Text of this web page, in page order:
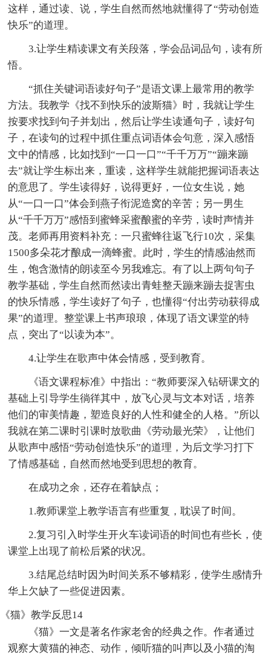
这样，通过读、说，学生自然而然地就懂得了“劳动创造
快乐”的道理。
3.让学生精读课文有关段落，学会品词品句，读有所
悟。
“抓住关键词语读好句子”是语文课上最常用的教学
方法。我教学《找不到快乐的波斯猫》时，我就让学生
按要求找到句子并划出，然后让学生读通句子，读好句
子，在读句的过程中抓住重点词语体会句意，深入感悟
文中的情感，比如找到“一口一口”“千千万万”“蹦来蹦
去”就让学生标出来，重读，这样学生就能把握词语表达
的意思了。学生读得好，说得更好，一位女生说，她
从“一口一口”体会到燕子衔泥造窝的辛苦；另一男生
从“千千万万”感悟到蜜蜂采蜜酿蜜的辛劳，读时声情并
茂。老师再用资料补充：一只蜜蜂往返飞行10次，采集
1500多朵花才酿成一滴蜂蜜。此时，学生的情感油然而
生，饱含激情的朗读至今另我难忘。有了以上两句句子
教学基础，学生自然而然读出青蛙整天蹦来蹦去捉害虫
的快乐情感，学生读好了句子，也懂得“付出劳动获得成
果”的道理。整堂课上书声琅琅，体现了语文课堂的特
点，突出了“以读为本”。
4.让学生在歌声中体会情感，受到教育。
《语文课程标准》中指出：“教师要深入钻研课文的
基础上引导学生徜徉其中，放飞心灵与文本对话，培养
他们的审美情趣，塑造良好的人性和健全的人格。”所以
我就在第二课时引课时放歌曲《劳动最光荣》，让他们
从歌声中感悟“劳动创造快乐”的道理，为后文学习打下
了情感基础，自然而然地受到思想的教育。
在成功之余，还存在着缺点；
1.教师课堂上教学语言有些重复，耽误了时间。
2.复习引入时学生开火车读词语的时间也有些长，使
课堂上出现了前松后紧的状况。
3.结尾总结时因为时间关系不够精彩，使学生感情升
华上欠缺了一些促进因素。
《猫》教学反思14
《猫》一文是著名作家老舍的经典之作。作者通过
观察大黄猫的神态、动作，倾听猫的叫声以及小猫的淘